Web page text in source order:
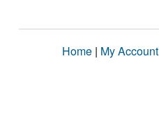
Home | My Account